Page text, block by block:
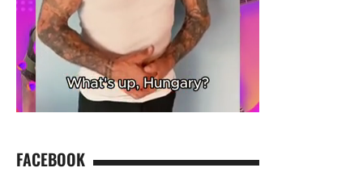
FACEBOOK